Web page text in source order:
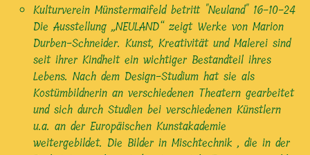
Kulturverein Münstermaifeld betritt "Neuland" 16-10-24
Die Ausstellung ,,NEULAND“ zeigt Werke von Marion
Durben-Schneider. Kunst, Kreativität und Malerei sind
seit ihrer Kindheit ein wichtiger Bestandteil ihres
Lebens. Nach dem Design-Studium hat sie als
Kostümbildnerin an verschiedenen Theatern gearbeitet
und sich durch Studien bei verschiedenen Künstlern
u.a. an der Europäischen Kunstakademie
weitergebildet. Die Bilder in Mischtechnik , die in der